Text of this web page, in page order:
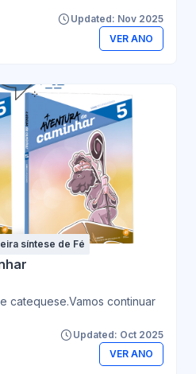
Updated: Nov 2025
VER ANO
síntese de Fé
catequese.Vamos continuar
Updated: Oct 2025
VER ANO